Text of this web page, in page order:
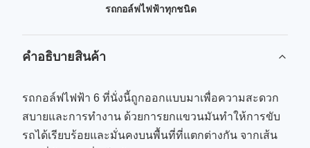
รถกอล์ฟไฟฟ้าทุกชนิด
คําอธิบายสินค้า
รถกอล์ฟไฟฟ้า 6 ที่นั่งนี้ถูกออกแบบมาเพื่อความสะดวก
สบายและการทํางาน ด้วยการยกแขวนมันทําให้การขับ
รถได้เรียบร้อยและมั่นคงบนพื้นที่ที่แตกต่างกัน จากเส้น